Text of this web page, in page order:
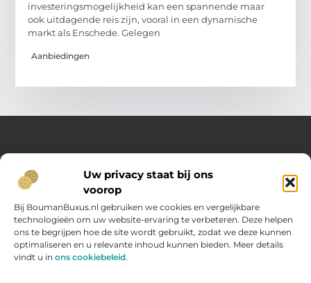
Uw privacy staat bij ons
voorop
Bij BoumanBuxus.nl gebruiken we cookies en vergelijkbare
technologieën om uw website-ervaring te verbeteren. Deze helpen
ons te begrijpen hoe de site wordt gebruikt, zodat we deze kunnen
optimaliseren en u relevante inhoud kunnen bieden. Meer details
vindt u in ons cookiebeleid.
investeringsmogelijkheid kan een spannende maar
ook uitdagende reis zijn, vooral in een dynamische
markt als Enschede. Gelegen
Aanbiedingen
Over Opelweb
Jouw startpunt voor handige tips en inspirerende artikelen
Op Opelweb.nl vind je een gevarieerd aanbod aan blogs en
content die je helpen meer uit je dag te halen – van nuttige
adviezen tot verrassende inzichten voor in het dagelijks leven.
Main Links